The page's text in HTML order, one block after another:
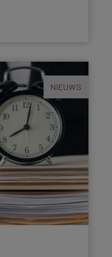
NIEUWS